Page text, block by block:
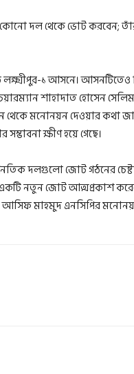
কোনো দল থেকে ভোট করবেন;
১ আসনে। আসনটিতেও
শাহাদাত হোসেন
মনোনয়ন দেওয়ার কথা
ক্ষীণ হয়ে গেছে।
দলগুলো জোট গঠনের
একটি নতুন জোট আত্মপ্রকাশ
মাহমুদ এনসিপির মনোনয়ন